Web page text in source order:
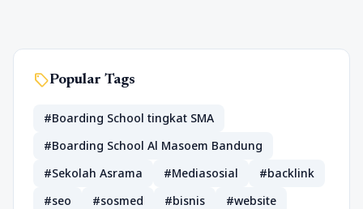
sellPopular Tags
#Boarding School tingkat SMA
#Boarding School Al Masoem Bandung
#Sekolah Asrama
#Mediasosial
#backlink
#seo
#sosmed #bisnis
#website